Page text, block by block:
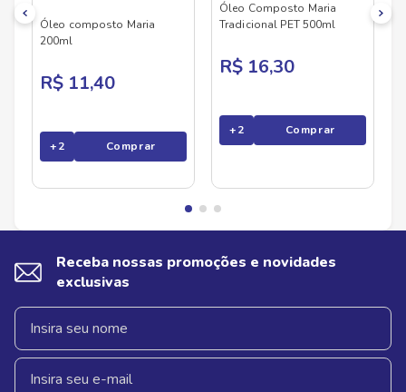
Óleo composto Maria
200ml
R$ 11,40
+2 Comprar
Óleo Composto Maria
Tradicional PET 500ml
R$ 16,30
+2 Comprar
Receba nossas promoções e novidades
exclusivas